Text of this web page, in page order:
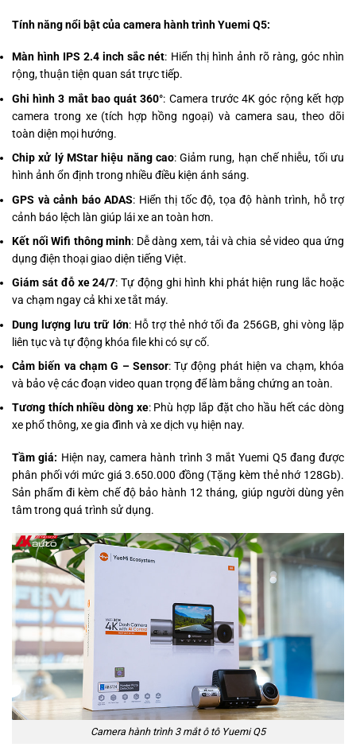
Tính năng nổi bật của camera hành trình Yuemi Q5:
Màn hình IPS 2.4 inch sắc nét: Hiển thị hình ảnh rõ ràng, góc nhìn
rộng, thuận tiện quan sát trực tiếp.
Ghi hình 3 mắt bao quát 360°: Camera trước 4K góc rộng kết hợp
camera trong xe (tích hợp hồng ngoại) và camera sau, theo dõi
toàn diện mọi hướng.
Chip xử lý MStar hiệu năng cao: Giảm rung, hạn chế nhiễu, tối ưu
hình ảnh ổn định trong nhiều điều kiện ánh sáng.
GPS và cảnh báo ADAS: Hiển thị tốc độ, tọa độ hành trình, hỗ trợ
cảnh báo lệch làn giúp lái xe an toàn hơn.
Kết nối Wifi thông minh: Dễ dàng xem, tải và chia sẻ video qua ứng
dụng điện thoại giao diện tiếng Việt.
Giám sát đỗ xe 24/7: Tự động ghi hình khi phát hiện rung lắc hoặc
va chạm ngay cả khi xe tắt máy.
Dung lượng lưu trữ lớn: Hỗ trợ thẻ nhớ tối đa 256GB, ghi vòng lặp
liên tục và tự động khóa file khi có sự cố.
Cảm biến va chạm G – Sensor: Tự động phát hiện va chạm, khóa
và bảo vệ các đoạn video quan trọng để làm bằng chứng an toàn.
Tương thích nhiều dòng xe: Phù hợp lắp đặt cho hầu hết các dòng
xe phổ thông, xe gia đình và xe dịch vụ hiện nay.
Tầm giá: Hiện nay, camera hành trình 3 mắt Yuemi Q5 đang được
phân phối với mức giá 3.650.000 đồng (Tặng kèm thẻ nhớ 128Gb).
Sản phẩm đi kèm chế độ bảo hành 12 tháng, giúp người dùng yên
tâm trong quá trình sử dụng.
Camera hành trình 3 mắt ô tô Yuemi Q5